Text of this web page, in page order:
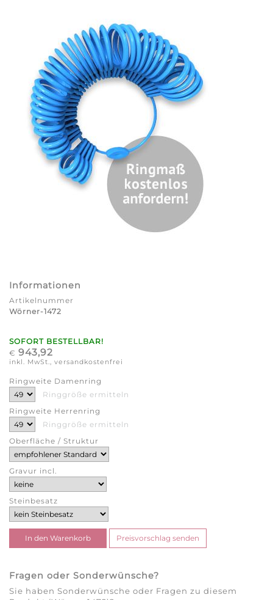
Informationen
Artikelnummer
Wörner-1472
SOFORT BESTELLBAR!
€ 943,92
inkl. MwSt., versandkostenfrei
Ringweite Damenring
Ringgröße ermitteln
Ringweite Herrenring
Ringgröße ermitteln
Oberfläche / Struktur
Gravur incl.
Steinbesatz
Fragen oder Sonderwünsche?
Sie haben Sonderwünsche oder Fragen zu diesem